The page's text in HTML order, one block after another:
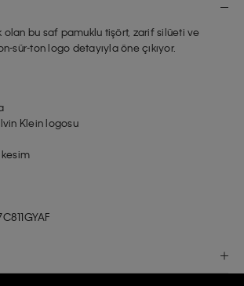
olan bu saf pamuklu tişört, zarif silüeti ve
sür-ton logo detayıyla öne çıkıyor.
Klein logosu